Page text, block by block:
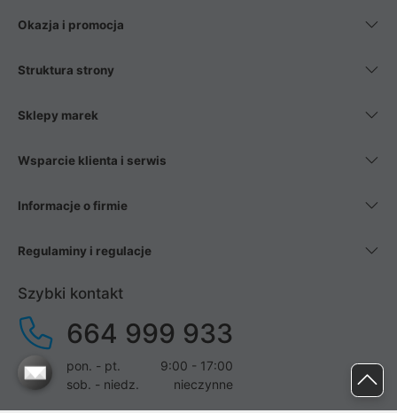
Okazja i promocja
Struktura strony
Sklepy marek
Wsparcie klienta i serwis
Informacje o firmie
Regulaminy i regulacje
Szybki kontakt
664 999 933
pon. - pt.
9:00 - 17:00
sob. - niedz.
nieczynne